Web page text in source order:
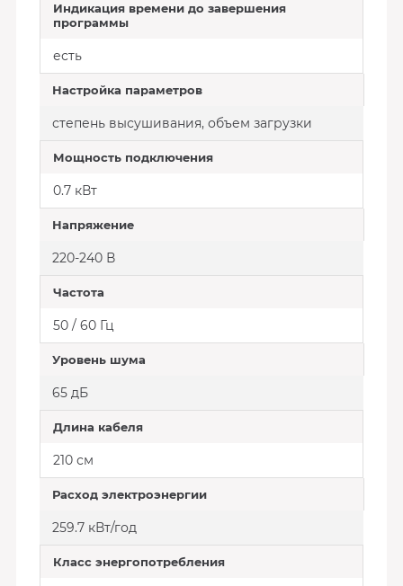
Индикация времени до завершения
программы
есть
Настройка параметров
степень высушивания, объем загрузки
Мощность подключения
0.7 кВт
Напряжение
220-240 В
Частота
50 / 60 Гц
Уровень шума
65 дБ
Длина кабеля
210 см
Расход электроэнергии
259.7 кВт/год
Класс энергопотребления